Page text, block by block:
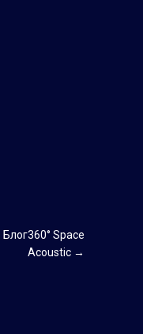
Блог360° Space
Acoustic →